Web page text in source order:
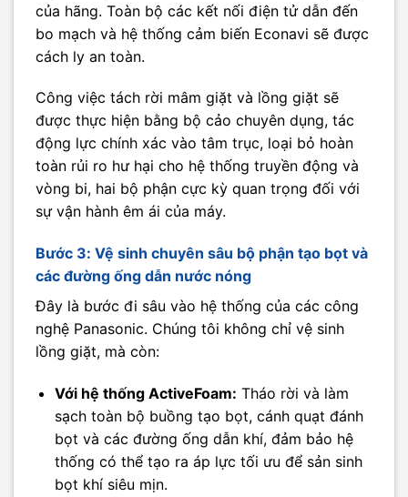
của hãng. Toàn bộ các kết nối điện tử dẫn đến
bo mạch và hệ thống cảm biến Econavi sẽ được
cách ly an toàn.
Công việc tách rời mâm giặt và lồng giặt sẽ
được thực hiện bằng bộ cảo chuyên dụng, tác
động lực chính xác vào tâm trục, loại bỏ hoàn
toàn rủi ro hư hại cho hệ thống truyền động và
vòng bi, hai bộ phận cực kỳ quan trọng đối với
sự vận hành êm ái của máy.
Bước 3: Vệ sinh chuyên sâu bộ phận tạo bọt và
các đường ống dẫn nước nóng
Đây là bước đi sâu vào hệ thống của các công
nghệ Panasonic. Chúng tôi không chỉ vệ sinh
lồng giặt, mà còn:
Với hệ thống ActiveFoam: Tháo rời và làm
sạch toàn bộ buồng tạo bọt, cánh quạt đánh
bọt và các đường ống dẫn khí, đảm bảo hệ
thống có thể tạo ra áp lực tối ưu để sản sinh
bọt khí siêu mịn.